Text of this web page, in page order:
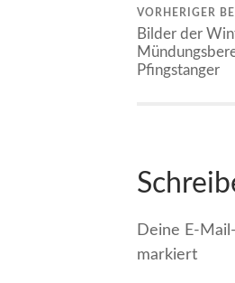
VORHERIGER
Bilder der
Pfingstanger
Deine E-
markiert